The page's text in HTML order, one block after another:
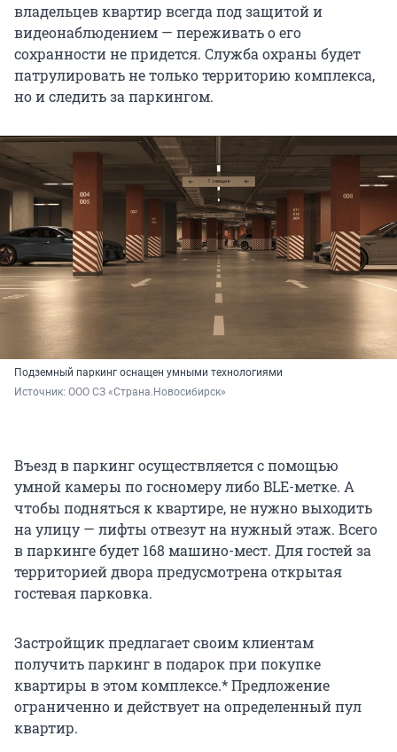
владельцев квартир всегда под защитой и
видеонаблюдением — переживать о его
сохранности не придется. Служба охраны будет
патрулировать не только территорию комплекса,
но и следить за паркингом.
Подземный паркинг оснащен умными технологиями
Источник: ООО СЗ «Страна.Новосибирск»
Въезд в паркинг осуществляется с помощью
умной камеры по госномеру либо BLE-метке. А
чтобы подняться к квартире, не нужно выходить
на улицу — лифты отвезут на нужный этаж. Всего
в паркинге будет 168 машино-мест. Для гостей за
территорией двора предусмотрена открытая
гостевая парковка.
Застройщик предлагает своим клиентам
получить паркинг в подарок при покупке
квартиры в этом комплексе.* Предложение
ограниченно и действует на определенный пул
квартир.